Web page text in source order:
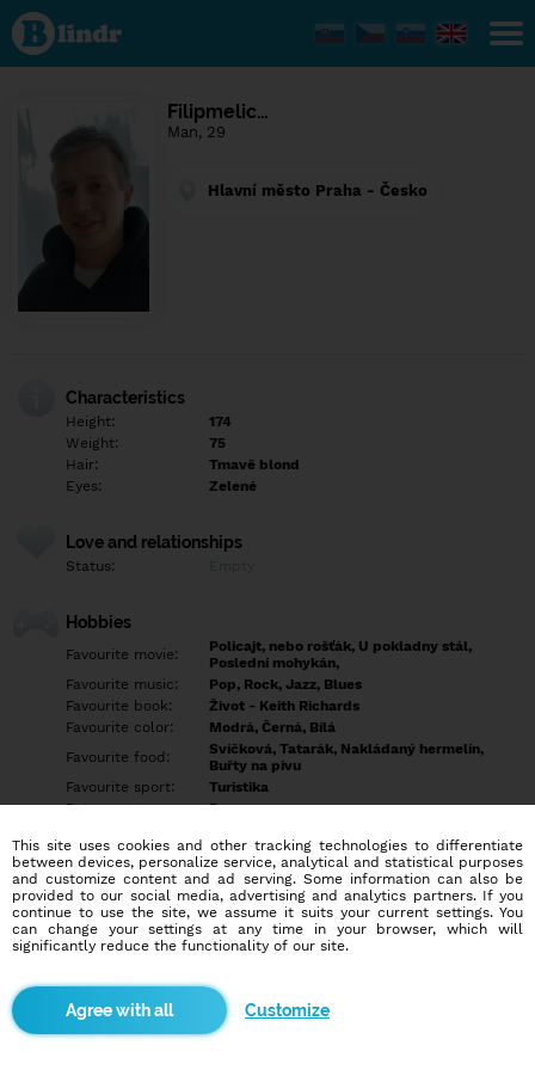
Find out
what's
under
the
network.
Filipmelic…
Man, 29
Hlavní město Praha - Česko
Characteristics
Height:
174
Weight:
75
Hair:
Tmavě blond
Eyes:
Zelené
Love and relationships
Status:
Hobbies
Favourite movie:
Policajt, nebo rošťák, U pokladny stál,
Poslední mohykán,
Favourite music:
Pop, Rock, Jazz, Blues
Favourite book:
Život - Keith Richards
Favourite color:
Modrá, Černá, Bílá
Favourite food:
Svíčková, Tatarák, Nakládaný hermelín,
Buřty na pivu
Favourite sport:
Turistika
Pet:
Pes
Education/Employment
Education:
Highschool
Profession:
Employee
Hobbies
Rád poslouchám hudbu, vařím, a brousím nože. A pak se věnuji i
své domácnosti :-). Mám rád, když mohu přijít domů z práce a
This site uses cookies and other tracking technologies to differentiate
between devices, personalize service, analytical and statistical purposes
and customize content and ad serving. Some information can also be
provided to our social media, advertising and analytics partners. If you
continue to use the site, we assume it suits your current settings. You
can change your settings at any time in your browser, which will
significantly reduce the functionality of our site.
Customize